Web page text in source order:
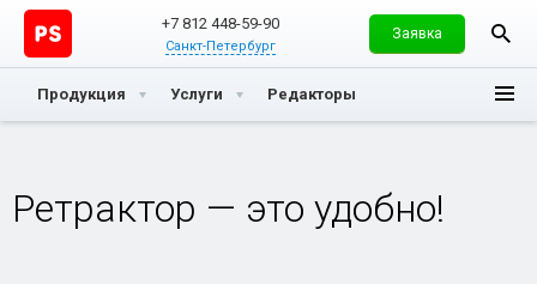
+7 812 448-59-90
Санкт-Петербург
Заявка
Продукция Услуги Редакторы
Ретрактор — это удобно!